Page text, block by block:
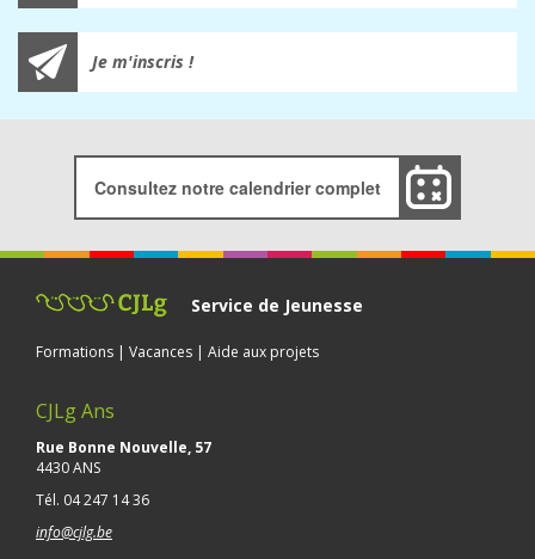
Je m'inscris !
Consultez notre calendrier complet
Service de Jeunesse
Formations | Vacances | Aide aux projets
CJLg Ans
Rue Bonne Nouvelle, 57
4430 ANS
Tél. 04 247 14 36
info@cjlg.be